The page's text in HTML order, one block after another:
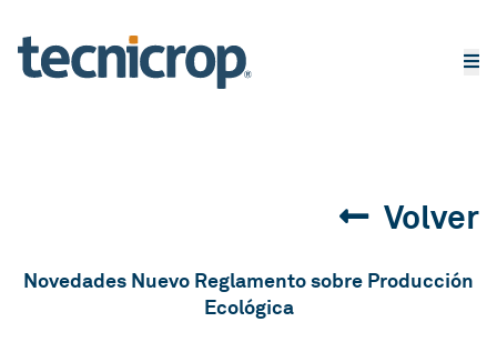
Novedades Nuevo Reglamento sobre Producción
Ecológica
Volver